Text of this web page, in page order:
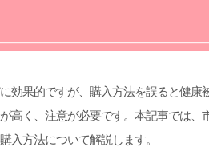
効果的ですが、購入方法を誤ると健康
高く、注意が必要です。本記事では、
入方法について解説します。